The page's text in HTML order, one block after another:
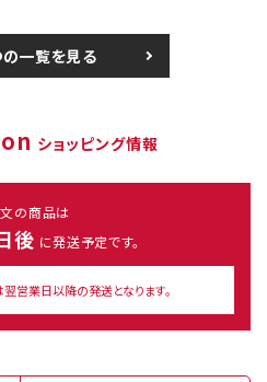
一覧を見る
ショッピング情報
の商品は
後 に発送予定です。
営業日以降の発送となります。